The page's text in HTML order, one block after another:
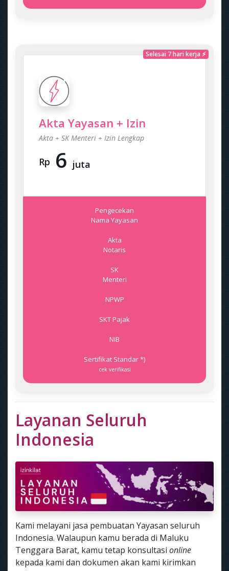
Selesai 7 hari kerja ⚡
Akta Yayasan + Izin
Akta + SK Menteri + Izin Lengkap
Rp 6 juta
Pengecekan
Nama Yayasan
Akta
Notaris
SK
Menteri
NPWP
SKT Pajak
NIB
Sertifikat Standar *)
cek verifikasi
Layanan Seluruh
Indonesia
Kami melayani jasa pembuatan Yayasan seluruh
Indonesia. Walaupun kamu berada di Maluku
Tenggara Barat, kamu tetap konsultasi online
kepada kami dan dokumen akan kami kirimkan